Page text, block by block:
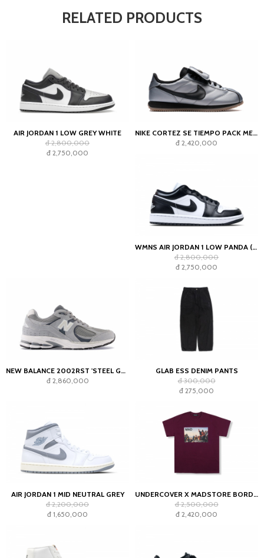
RELATED PRODUCTS
AIR JORDAN 1 LOW GREY WHITE
đ 2,800,000
đ 2,750,000
NIKE CORTEZ SE TIEMPO PACK METALLIC COOL GREY
đ 2,420,000
WMNS AIR JORDAN 1 LOW PANDA (2023)
đ 2,800,000
đ 2,750,000
NEW BALANCE 2002RST 'STEEL GREY'
đ 2,860,000
GLAB ESS DENIM PANTS
đ 300,000
đ 275,000
AIR JORDAN 1 MID NEUTRAL GREY
đ 2,200,000
đ 1,650,000
UNDERCOVER X MADSTORE BORDEAUX T-SHIRT
đ 2,500,000
đ 2,420,000